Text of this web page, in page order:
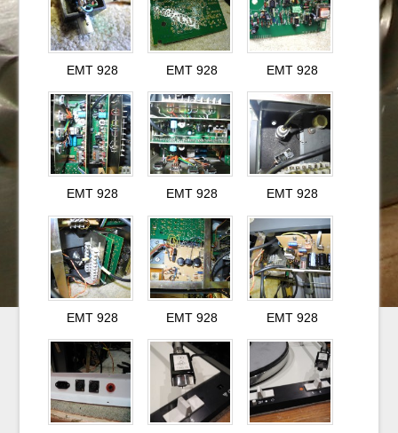
EMT 928 EMT 928 EMT 928
EMT 928 EMT 928 EMT 928
EMT 928 EMT 928 EMT 928